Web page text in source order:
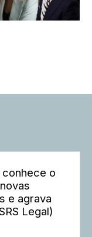
conhece o
e agrava
Legal)